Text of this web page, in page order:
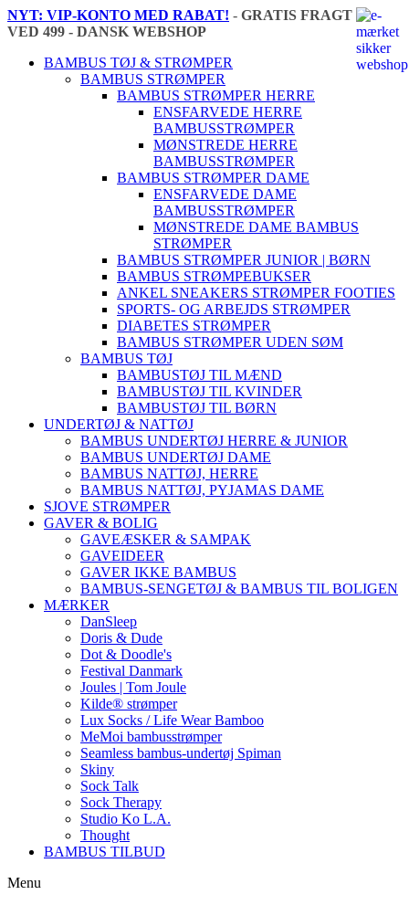
NYT: VIP-KONTO MED RABAT! - GRATIS FRAGT
VED 499 - DANSK WEBSHOP
BAMBUS TØJ & STRØMPER
BAMBUS STRØMPER
BAMBUS STRØMPER HERRE
ENSFARVEDE HERRE
BAMBUSSTRØMPER
MØNSTREDE HERRE
BAMBUSSTRØMPER
BAMBUS STRØMPER DAME
ENSFARVEDE DAME
BAMBUSSTRØMPER
MØNSTREDE DAME BAMBUS
STRØMPER
BAMBUS STRØMPER JUNIOR | BØRN
BAMBUS STRØMPEBUKSER
ANKEL SNEAKERS STRØMPER FOOTIES
SPORTS- OG ARBEJDS STRØMPER
DIABETES STRØMPER
BAMBUS STRØMPER UDEN SØM
BAMBUS TØJ
BAMBUSTØJ TIL MÆND
BAMBUSTØJ TIL KVINDER
BAMBUSTØJ TIL BØRN
UNDERTØJ & NATTØJ
BAMBUS UNDERTØJ HERRE & JUNIOR
BAMBUS UNDERTØJ DAME
BAMBUS NATTØJ, HERRE
BAMBUS NATTØJ, PYJAMAS DAME
SJOVE STRØMPER
GAVER & BOLIG
GAVEÆSKER & SAMPAK
GAVEIDEER
GAVER IKKE BAMBUS
BAMBUS-SENGETØJ & BAMBUS TIL BOLIGEN
MÆRKER
DanSleep
Doris & Dude
Dot & Doodle's
Festival Danmark
Joules | Tom Joule
Kilde® strømper
Lux Socks / Life Wear Bamboo
MeMoi bambusstrømper
Seamless bambus-undertøj Spiman
Skiny
Sock Talk
Sock Therapy
Studio Ko L.A.
Thought
BAMBUS TILBUD
Menu